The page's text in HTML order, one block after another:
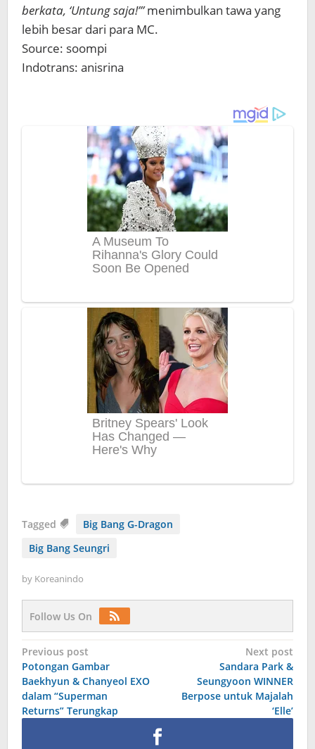
berkata, ‘Untung saja!’”menimbulkan tawa yang
lebih besar dari para MC.
Source: soompi
Indotrans: anisrina
Tagged
Big Bang G-Dragon
Big Bang Seungri
by Koreanindo
Follow Us On
Post
navigation
Previous post
Potongan Gambar
Baekhyun & Chanyeol EXO
dalam “Superman
Returns” Terungkap
Next post
Sandara Park &
Seungyoon WINNER
Berpose untuk Majalah
‘Elle’